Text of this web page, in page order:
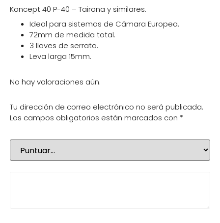
Koncept 40 P-40 – Tairona y similares.
Ideal para sistemas de Cámara Europea.
72mm de medida total.
3 llaves de serrata.
Leva larga 15mm.
No hay valoraciones aún.
Tu dirección de correo electrónico no será publicada.
Los campos obligatorios están marcados con *